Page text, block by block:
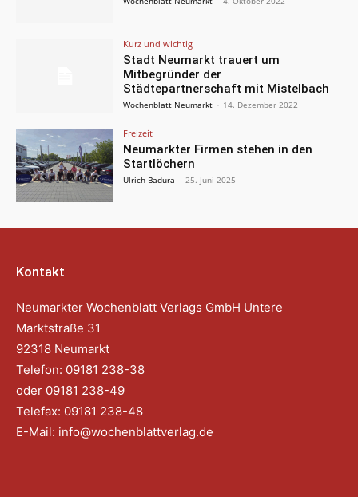
Kurz und wichtig
Stadt Neumarkt trauert um
Mitbegründer der
Städtepartnerschaft mit Mistelbach
Wochenblatt Neumarkt - 14. Dezember 2022
Freizeit
Neumarkter Firmen stehen in den
Startlöchern
Ulrich Badura - 25. Juni 2025
Kontakt
Neumarkter Wochenblatt Verlags GmbH Untere
Marktstraße 31
92318 Neumarkt
Telefon: 09181 238-38
oder 09181 238-49
Telefax: 09181 238-48
E-Mail: info@wochenblattverlag.de